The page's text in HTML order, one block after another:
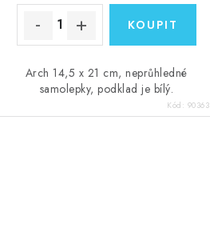
Arch 14,5 x 21 cm, neprůhledné
samolepky, podklad je bílý.
Kód: 90363